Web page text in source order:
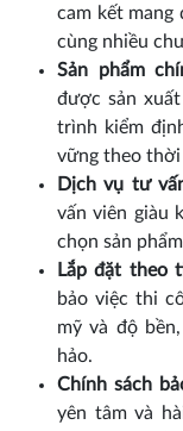
cam kết mang
cùng nhiều
Sản phẩm
được sản
trình kiểm
vững theo thời
Dịch vụ tư
vấn viên giàu
chọn sản
Lắp đặt theo
bảo việc thi
mỹ và độ
hảo.
Chính sách
yên tâm và